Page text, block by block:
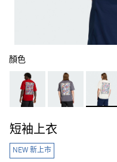
顏色
短袖上衣
NEW 新上市